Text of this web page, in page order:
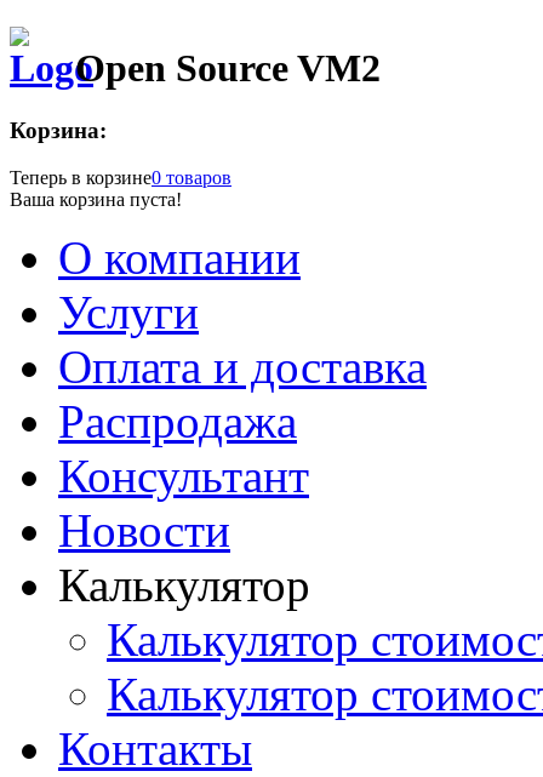
Open Source VM2
Корзина:
Теперь в корзине0 товаров
Ваша корзина пуста!
О компании
Услуги
Оплата и доставка
Распродажа
Консультант
Новости
Калькулятор
Калькулятор
Калькулятор
Контакты